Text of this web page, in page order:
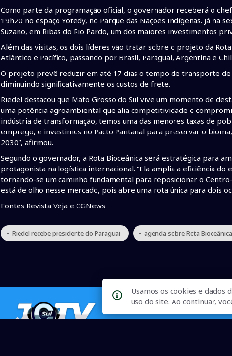
Como parte da programação oficial, o governador receberá o
19h20 no espaço Yotedy, no Parque das Nações Indígenas. Já na
Suzano, em Ribas do Rio Pardo, um dos maiores investimentos
Além das visitas, os dois líderes vão tratar sobre o projeto da
Atlântico e Pacífico, passando por Brasil, Paraguai, Argentina e
O projeto prevê reduzir em até 17 dias o tempo de transporte
diminuindo significativamente os custos de frete.
Riedel destacou que Mato Grosso do Sul vive um momento de
uma potência agroambiental que alia competitividade e
indústria de transformação, temos uma das menores taxas de
emprego, e investimos no Pacto Pantanal para preservar o
2030”, afirmou.
Segundo o governador, a Rota Bioceânica será estratégica para
protagonista na logística internacional. “Ela amplia a eficiência do
tornando-se um caminho fundamental para reposicionar o
está de olho nesse mercado, pois abre uma rota única para dois
Fontes Revista Veja e CGNews
• Riedel recebe presidente do Paraguai • agenda sobre Rota Bioceânica
Usamos os cookies e
uso do site. Ao continuar,